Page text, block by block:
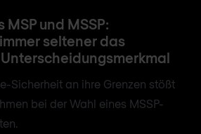
und MSSP:
seltener das
Sicherheit an ihre Grenzen stößt
bei der Wahl eines MSSP-